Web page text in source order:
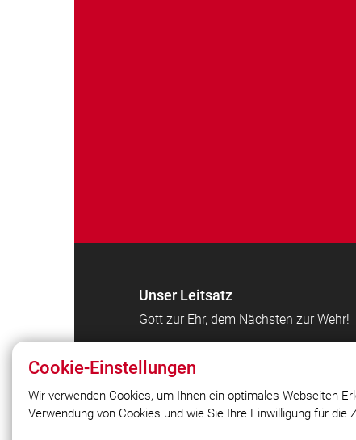
Unser Leitsatz
Gott zur Ehr, dem Nächsten zur Wehr!
Cookie-Einstellungen
Wir verwenden Cookies, um Ihnen ein optimales Webseiten-
Verwendung von Cookies und wie Sie Ihre Einwilligung für